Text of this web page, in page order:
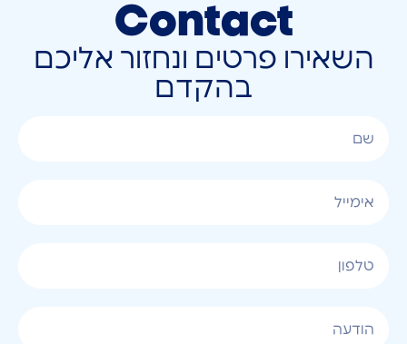
Contact
השאירו פרטים ונחזור אליכם
בהקדם